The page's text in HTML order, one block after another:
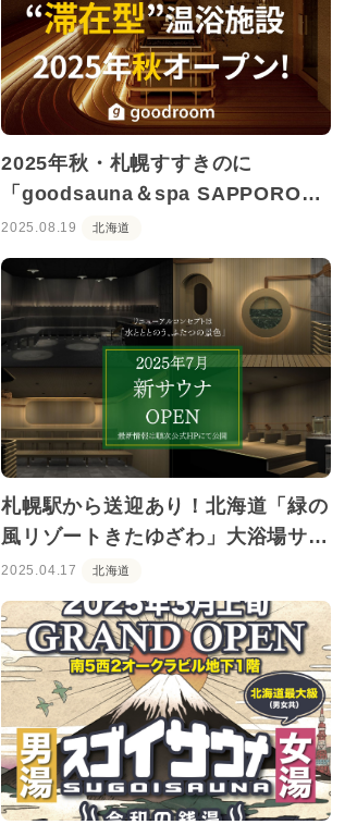
2025年秋・札幌すすきのに
「goodsauna＆spa SAPPORO」
がオープン！
2025.08.19 北海道
札幌駅から送迎あり！北海道「緑の
風リゾートきたゆざわ」大浴場サウ
ナが7月に大幅リニューアル
2025.04.17 北海道